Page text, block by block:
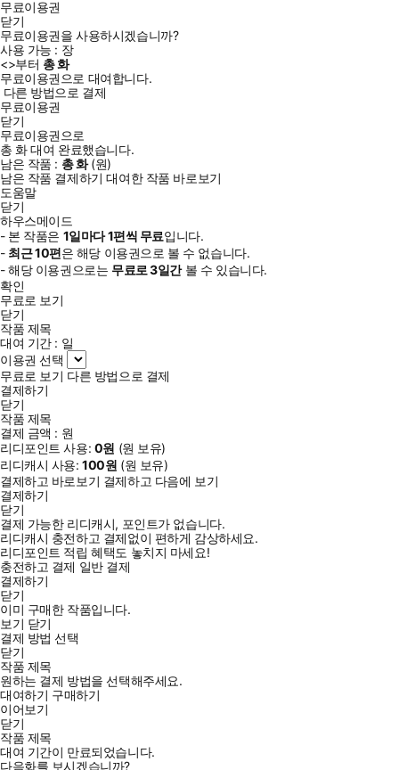
무료이용권
닫기
무료이용권을 사용하시겠습니까?
사용 가능 : 장
<>부터 총화
무료이용권으로 대여합니다.
다른 방법으로 결제
무료이용권
닫기
무료이용권으로
총 화대여 완료했습니다.
남은 작품 : 총화(원)
남은 작품 결제하기 대여한 작품 바로보기
도움말
닫기
하우스메이드
- 본 작품은 1일마다1편씩 무료입니다.
- 최근10편은 해당 이용권으로 볼 수 없습니다.
- 해당 이용권으로는 무료로3일간볼 수 있습니다.
확인
무료로 보기
닫기
작품 제목
대여 기간 : 일
이용권 선택
무료로 보기 다른 방법으로 결제
결제하기
닫기
작품 제목
결제 금액 : 원
리디포인트 사용: 0원 (원 보유)
리디캐시 사용:100원 (원 보유)
결제하고 바로보기 결제하고 다음에 보기
결제하기
닫기
결제 가능한 리디캐시, 포인트가 없습니다.
리디캐시 충전하고 결제없이 편하게 감상하세요.
리디포인트 적립 혜택도 놓치지 마세요!
충전하고 결제 일반 결제
결제하기
닫기
이미 구매한 작품입니다.
보기 닫기
결제 방법 선택
닫기
작품 제목
원하는 결제 방법을 선택해주세요.
대여하기 구매하기
이어보기
닫기
작품 제목
대여 기간이 만료되었습니다.
다음화를 보시겠습니까?